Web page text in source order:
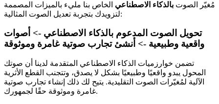
مُغيّر الصوت بالذكاء الاصطناعي الخاص بنا مليء بالميزات المصممة
لتزويدك بتجربة تعديل الصوت المثالية:
تحويل الصوت المدعوم بالذكاء الاصطناعي -> أصوات
واقعية وطبيعية -> أنشئ تجارب صوتية غامرة وموثوقة
تضمن خوارزميات الذكاء الاصطناعي المتقدمة لدينا أن صوتك
المحول يبدو واقعيًا وطبيعيًا بشكل لا يصدق، وتتجنب القطع الأثرية
الآلية لمُغيّرات الصوت التقليدية. يتيح لك ذلك إنشاء تجارب صوتية
غامرة وموثوقة حقًا لجمهورك.